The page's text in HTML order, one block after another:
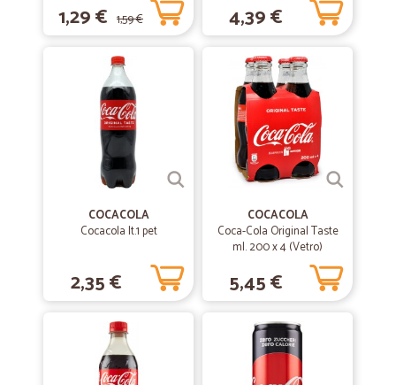
Servizio veloce ed affidabile
Servizio veloce ed affidabile
15/10/2019
—Gerolamo F.
Solleciti anche nella comunicazione
Solleciti anche nella comunicazione
25/06/2019
Natasha G.
SITO CONSIGLIATO
Sito con una vastissima scelta di prodotti, veloci nelle spedizioni e
imballano la merce in modo eccezionale. Consigliatissimo.
1,29 € 1,59 € 4,39 €
COCACOLA
Cocacola lt.1 pet
2,35 €
COCACOLA
Coca-Cola Original Taste
ml. 200 x 4 (Vetro)
5,45 €